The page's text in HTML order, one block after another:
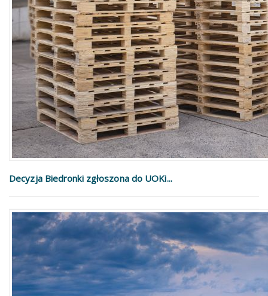
Decyzja Biedronki zgłoszona do UOKi...